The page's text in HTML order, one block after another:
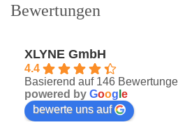
Bewertungen
XLYNE GmbH
4.4
Basierend auf 146
powered by Goog e
bewerte uns auf